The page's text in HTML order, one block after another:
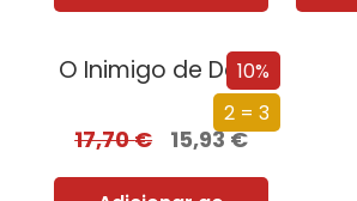
10%
2 = 3
O Inimigo de Deus
17,70€ 15,93€